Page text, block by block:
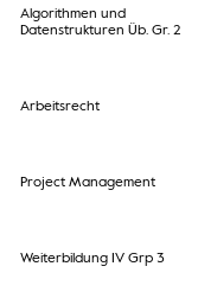
Algorithmen und
Datenstrukturen Üb. Gr. 2
Arbeitsrecht
Project Management
Weiterbildung IV Grp 3